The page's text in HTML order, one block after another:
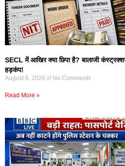
SECL में आखिर क्या छिपा है? बालाजी
हड़कंप!
August 6, 2026 No Comments
Read More »